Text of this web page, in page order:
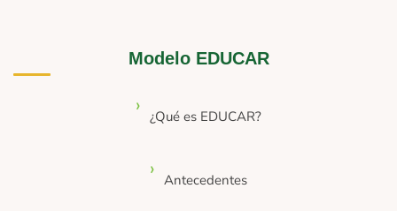
Modelo EDUCAR
¿Qué es EDUCAR?
Antecedentes